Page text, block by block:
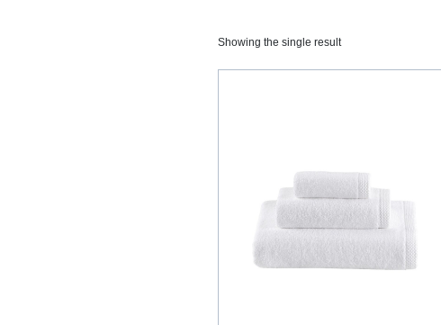
Showing the single result